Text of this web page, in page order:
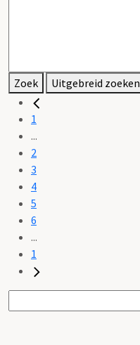
Zoek Uitgebreid zoeken
1
...
2
3
4
5
6
...
1